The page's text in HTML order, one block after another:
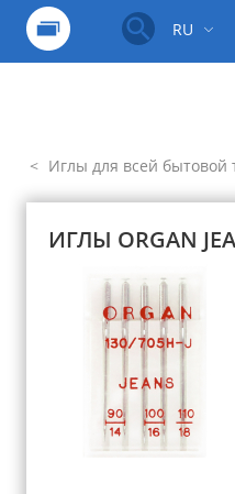
RU
Иглы для всей бытовой
ИГЛЫ ORGAN